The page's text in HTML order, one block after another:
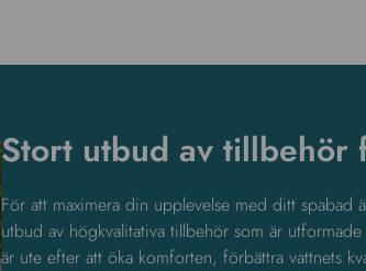
Stort utbud av tillbehör
För att maximera din upplevelse med ditt spabad
utbud av högkvalitativa tillbehör som är
är ute efter att öka komforten, förbättra vattnets